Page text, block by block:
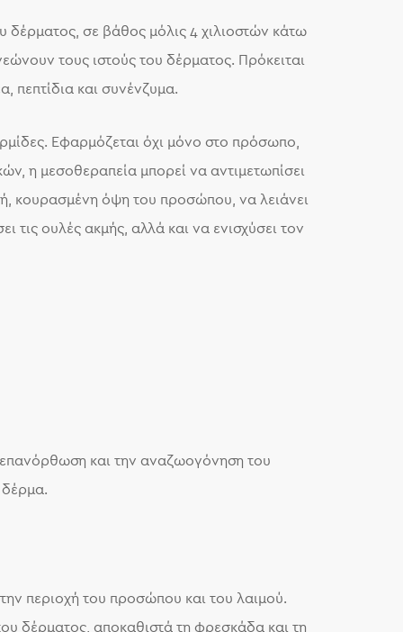
δέρματος, σε βάθος μόλις 4 χιλιοστών κάτω
τους ιστούς του δέρματος. Πρόκειται
πεπτίδια και συνένζυμα.
Εφαρμόζεται όχι μόνο στο πρόσωπο,
η μεσοθεραπεία μπορεί να αντιμετωπίσει
κουρασμένη όψη του προσώπου, να λειάνει
τις ουλές ακμής, αλλά και να ενισχύσει τον
και την αναζωογόνηση του
περιοχή του προσώπου και του λαιμού.
δέρματος, αποκαθιστά τη φρεσκάδα και τη